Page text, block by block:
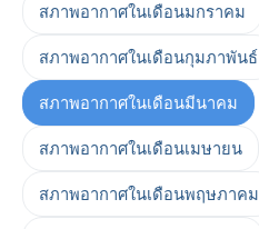
สภาพอากาศในเดือนมกราคม
สภาพอากาศในเดือนกุมภาพันธ์
สภาพอากาศในเดือนมีนาคม
สภาพอากาศในเดือนเมษายน
สภาพอากาศในเดือนพฤษภาคม